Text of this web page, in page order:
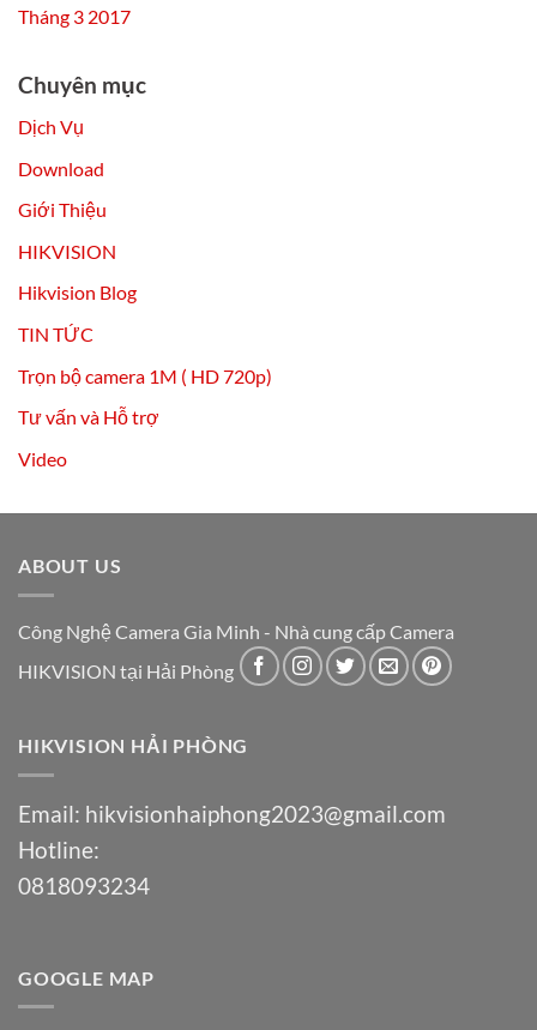
Tháng 3 2017
Chuyên mục
Dịch Vụ
Download
Giới Thiệu
HIKVISION
Hikvision Blog
TIN TỨC
Trọn bộ camera 1M ( HD 720p)
Tư vấn và Hỗ trợ
Video
ABOUT US
Công Nghệ Camera Gia Minh - Nhà cung cấp Camera
HIKVISION tại Hải Phòng
HIKVISION HẢI PHÒNG
Email: hikvisionhaiphong2023@gmail.com
Hotline:
0818093234
GOOGLE MAP